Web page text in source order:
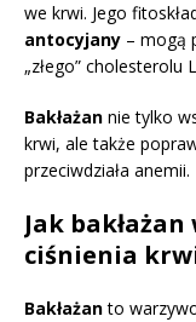
we krwi. Jego
antocyjany – mogą
„złego” cholesterolu
Bakłażan nie tylko
krwi, ale także
przeciwdziała anemii.
Jak
ciśnienia
Bakłażanto